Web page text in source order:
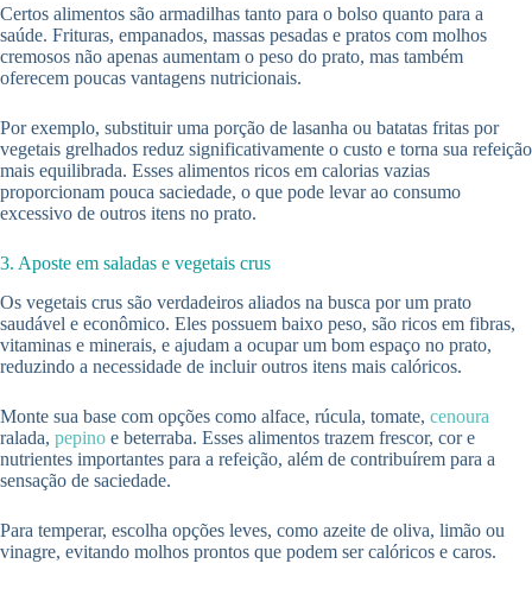
Certos alimentos são armadilhas tanto para o bolso quanto para a
saúde. Frituras, empanados, massas pesadas e pratos com molhos
cremosos não apenas aumentam o peso do prato, mas também
oferecem poucas vantagens nutricionais.
Por exemplo, substituir uma porção de lasanha ou batatas fritas por
vegetais grelhados reduz significativamente o custo e torna sua refeição
mais equilibrada. Esses alimentos ricos em calorias vazias
proporcionam pouca saciedade, o que pode levar ao consumo
excessivo de outros itens no prato.
3. Aposte em saladas e vegetais crus
Os vegetais crus são verdadeiros aliados na busca por um prato
saudável e econômico. Eles possuem baixo peso, são ricos em fibras,
vitaminas e minerais, e ajudam a ocupar um bom espaço no prato,
reduzindo a necessidade de incluir outros itens mais calóricos.
Monte sua base com opções como alface, rúcula, tomate, cenoura
ralada, pepino e beterraba. Esses alimentos trazem frescor, cor e
nutrientes importantes para a refeição, além de contribuírem para a
sensação de saciedade.
Para temperar, escolha opções leves, como azeite de oliva, limão ou
vinagre, evitando molhos prontos que podem ser calóricos e caros.